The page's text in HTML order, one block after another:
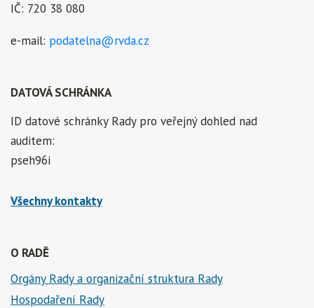
IČ: 720 38 080
e-mail: podatelna@rvda.cz
DATOVÁ SCHRÁNKA
ID datové schránky Rady pro veřejný dohled nad
auditem:
pseh96i
Všechny kontakty
O RADĚ
Orgány Rady a organizační struktura Rady
Hospodaření Rady